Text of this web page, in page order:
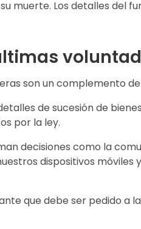
Los detalles del
son un complemento de
de sucesión de
por la ley.
decisiones como la
dispositivos móviles
que debe ser pedido a